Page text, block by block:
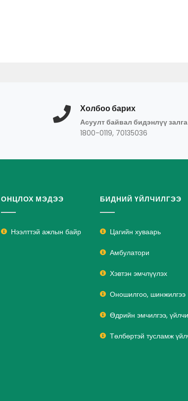
Холбоо барих
Асуулт байвал бидэнлүү залга
1800-0119, 70135036
ОНЦЛОХ МЭДЭЭ
Нээлттэй ажлын байр
БИДНИЙ ҮЙЛЧИЛГЭЭ
Цагийн хуваарь
Амбулатори
Хэвтэн эмчлүүлэх
Оношилгоо, шинжилгээ
Өдрийн эмчилгээ,
Төлбөртэй тусламж